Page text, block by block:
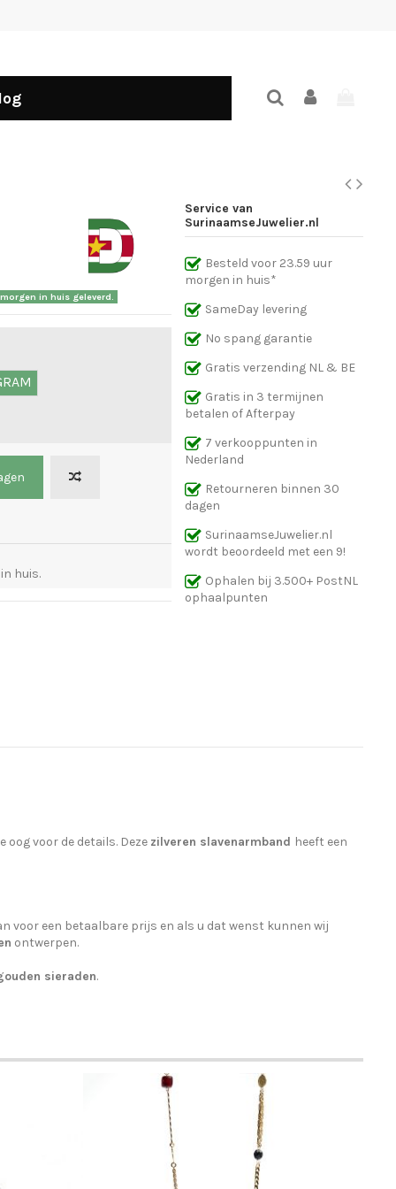
in huis geleverd.
huis.
Service van
SurinaamseJuwelier.nl
Besteld voor 23.59 uur
morgen in huis*
SameDay levering
No spang garantie
Gratis verzending NL & BE
Gratis in 3 termijnen
betalen of Afterpay
7 verkooppunten in
Nederland
Retourneren binnen 30
dagen
SurinaamseJuwelier.nl
wordt beoordeeld met een 9!
Ophalen bij 3.500+ PostNL
ophaalpunten
voor de details. Deze zilveren slavenarmband heeft een
voor een betaalbare prijs en als u dat wenst kunnen wij
ontwerpen.
sieraden.